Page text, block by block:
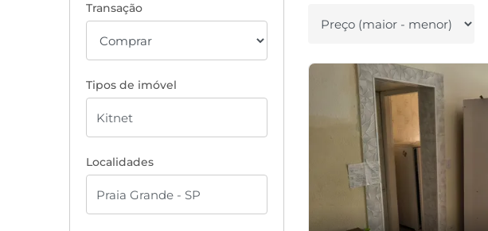
Transação
Tipos de imóvel
Localidades
Ordenar por